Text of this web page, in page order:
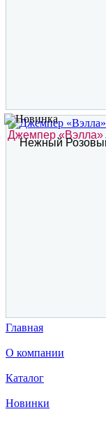
Джемпер «Вэлла»
Нежный
Главная
О компании
Каталог
Новинки